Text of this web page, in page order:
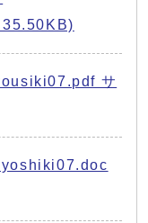
サ